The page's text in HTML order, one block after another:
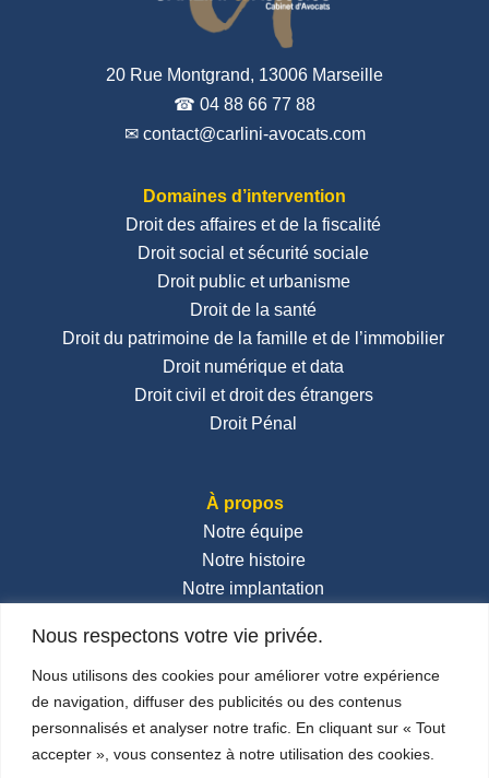
Nous respectons votre vie privée.
Nous utilisons des cookies pour améliorer votre expérience
de navigation, diffuser des publicités ou des contenus
personnalisés et analyser notre trafic. En cliquant sur « Tout
accepter », vous consentez à notre utilisation des cookies.
20 Rue Montgrand, 13006 Marseille
☎ 04 88 66 77 88
✉ contact@carlini-avocats.com
Domaines d’intervention
Droit des affaires et de la fiscalité
Droit social et sécurité sociale
Droit public et urbanisme
Droit de la santé
Droit du patrimoine de la famille et de l’immobilier
Droit numérique et data
Droit civil et droit des étrangers
Droit Pénal
À propos
Notre équipe
Notre histoire
Notre implantation
Contactez-nous
Actualités
Réseaux sociaux